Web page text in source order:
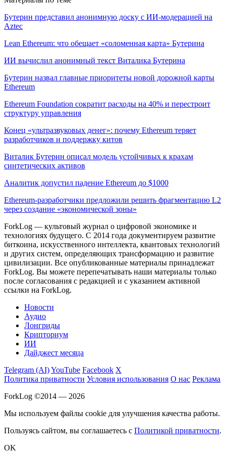
Бутерин представил анонимную доску с ИИ-модерацией на
Aztec
Lean Ethereum: что обещает «соломенная карта» Бутерина
ИИ вычислил анонимный текст Виталика Бутерина
Бутерин назвал главные приоритеты новой дорожной карты
Ethereum
Ethereum Foundation сократит расходы на 40% и перестроит
структуру управления
Конец «ультразвуковых денег»: почему Ethereum теряет
разработчиков и поддержку китов
Виталик Бутерин описал модель устойчивых к крахам
синтетических активов
Аналитик допустил падение Ethereum до $1000
Ethereum-разработчики предложили решить фрагментацию L2
через создание «экономической зоны»
ForkLog — культовый журнал о цифровой экономике и
технологиях будущего. С 2014 года документируем развитие
биткоина, искусственного интеллекта, квантовых технологий
и других систем, определяющих трансформацию и развитие
цивилизации. Все опубликованные материалы принадлежат
ForkLog. Вы можете перепечатывать наши материалы только
после согласования с редакцией и с указанием активной
ссылки на ForkLog.
Новости
Аудио
Лонгриды
Крипториум
ИИ
Дайджест месяца
Telegram (AI)YouTube Facebook X
Политика приватности Условия использования О нас Реклама
ForkLog ©2014 — 2026
Мы используем файлы cookie для улучшения качества работы.
Пользуясь сайтом, вы соглашаетесь с Политикой приватности.
OK